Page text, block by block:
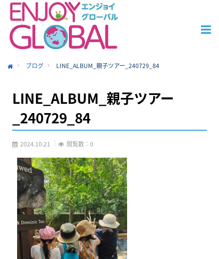
ブログ LINE_ALBUM_親子ツアー_240729_84
LINE_ALBUM_親子ツアー
_240729_84
2024.10.21 閲覧数：0